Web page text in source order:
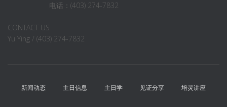
电话：(403) 274-7832
CONTACT US
Yu Ying / (403) 274-7832
新闻动态 主日信息 主日学 见证分享 培灵讲座